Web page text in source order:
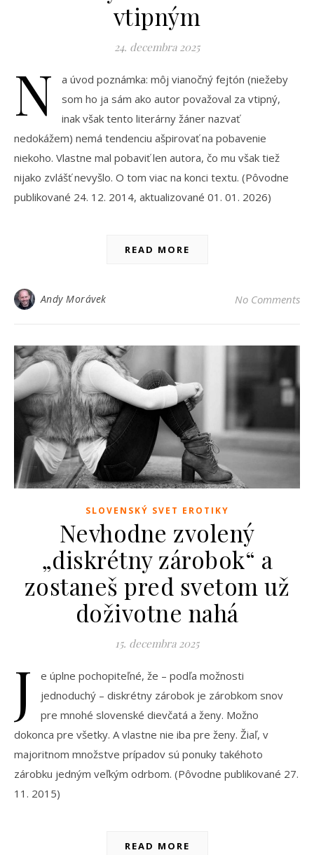
vtipným
24. decembra 2025
N
a úvod poznámka: môj vianočný fejtón (niežeby
som ho ja sám ako autor považoval za vtipný,
inak však tento literárny žáner nazvať
nedokážem) nemá tendenciu ašpirovať na pobavenie
niekoho. Vlastne mal pobaviť len autora, čo mu však tiež
nijako zvlášť nevyšlo. O tom viac na konci textu. (Pôvodne
publikované 24. 12. 2014, aktualizované 01. 01. 2026)
READ MORE
Andy Morávek No Comments
SLOVENSKÝ SVET EROTIKY
Nevhodne zvolený
„diskrétny zárobok“ a
zostaneš pred svetom už
doživotne nahá
15. decembra 2025
J
e úplne pochopiteľné, že – podľa možnosti
jednoduchý – diskrétny zárobok je zárobkom snov
pre mnohé slovenské dievčatá a ženy. Možno
dokonca pre všetky. A vlastne nie iba pre ženy. Žiaľ, v
majoritnom množstve prípadov sú ponuky takéhoto
zárobku jedným veľkým odrbom. (Pôvodne publikované 27.
11. 2015)
READ MORE